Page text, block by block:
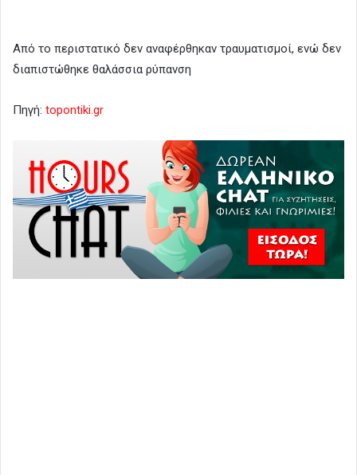
Από το περιστατικό δεν αναφέρθηκαν τραυματισμοί, ενώ δεν
διαπιστώθηκε θαλάσσια ρύπανση
Πηγή: topontiki.gr